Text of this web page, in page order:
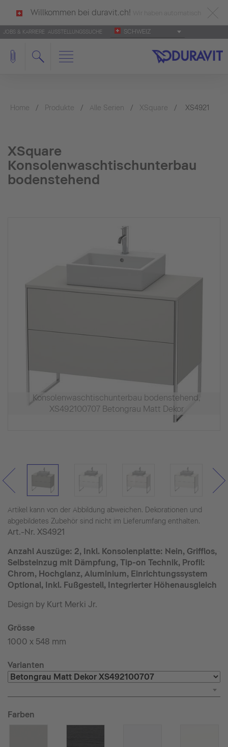
Willkommen bei duravit.ch!
deutsch als Ihre Sprache erkannt.
Français Italiano
JOBS & KARRIERE AUSSTELLUNGSSUCHE SCHWEIZ
Home Produkte Alle Serien XSquare XS4921
XSquare
Konsolenwaschtischunterbau
bodenstehend
Konsolenwaschtischunterbau bodenstehend,
XS492100707 Betongrau Matt Dekor
Artikel kann von der Abbildung abweichen. Dekorationen und
abgebildetes Zubehör sind nicht im Lieferumfang enthalten.
Art.-Nr. XS4921
Anzahl Auszüge: 2, Inkl. Konsolenplatte: Nein, Grifflos,
Selbsteinzug mit Dämpfung, Tip-on Technik, Profil:
Chrom, Hochglanz, Aluminium, Einrichtungssystem
Optional, Inkl. Fußgestell, Integrierter Höhenausgleich
Design by Kurt Merki Jr.
Grösse
1000 x 548 mm
Varianten
Farben